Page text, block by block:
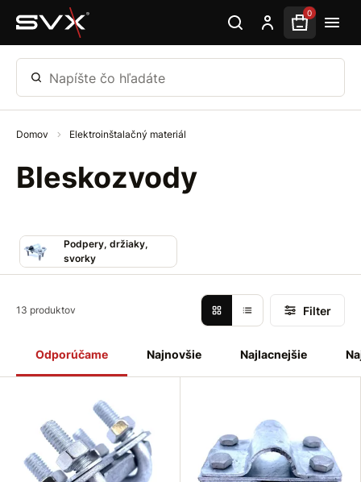
Preskočiť na hlavný obsah 0
Napíšte čo hľadáte
Domov Elektroinštalačný materiál
Bleskozvody
Podpery, držiaky,
svorky
Odporúčame Najnovšie Najlacnejšie
13 produktov Filter